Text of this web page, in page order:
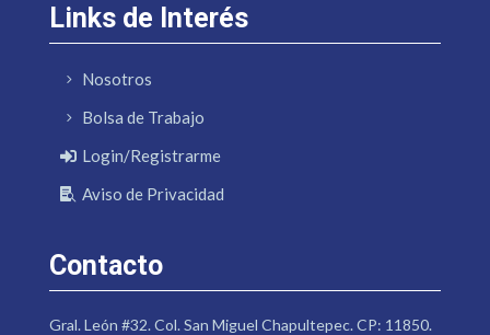
Links de Interés
Nosotros
Bolsa de Trabajo
Login/Registrarme
Aviso de Privacidad
Contacto
Gral. León #32. Col. San Miguel Chapultepec. CP: 11850.